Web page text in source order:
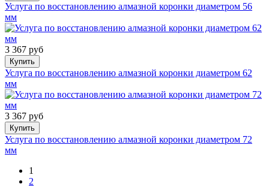
Услуга по восстановлению алмазной коронки диаметром 56
мм
3 367 руб
Купить
Услуга по восстановлению алмазной коронки диаметром 62
мм
3 367 руб
Купить
Услуга по восстановлению алмазной коронки диаметром 72
мм
1
2